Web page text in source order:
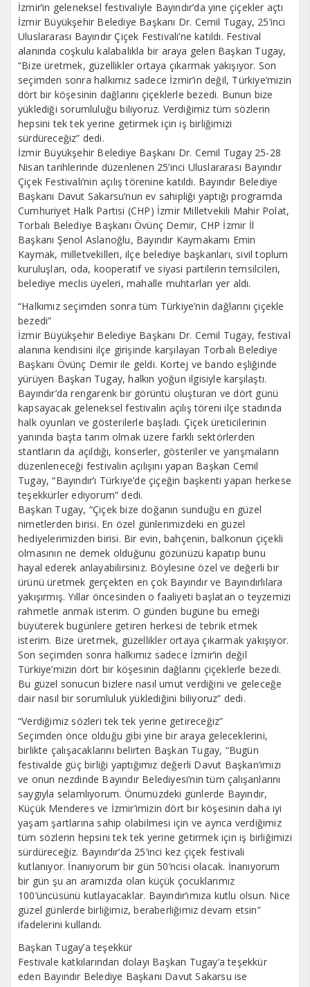
İzmir’in geleneksel festivaliyle Bayındır’da yine çiçekler açtı
İzmir Büyükşehir Belediye Başkanı Dr. Cemil Tugay, 25’inci
Uluslararası Bayındır Çiçek Festivali’ne katıldı. Festival
alanında coşkulu kalabalıkla bir araya gelen Başkan Tugay,
“Bize üretmek, güzellikler ortaya çıkarmak yakışıyor. Son
seçimden sonra halkımız sadece İzmir’in değil, Türkiye’mizin
dört bir köşesinin dağlarını çiçeklerle bezedi. Bunun bize
yüklediği sorumluluğu biliyoruz. Verdiğimiz tüm sözlerin
hepsini tek tek yerine getirmek için iş birliğimizi
sürdüreceğiz” dedi.
İzmir Büyükşehir Belediye Başkanı Dr. Cemil Tugay 25-28
Nisan tarihlerinde düzenlenen 25’inci Uluslararası Bayındır
Çiçek Festivali’nin açılış törenine katıldı. Bayındır Belediye
Başkanı Davut Sakarsu’nun ev sahipliği yaptığı programda
Cumhuriyet Halk Partisi (CHP) İzmir Milletvekili Mahir Polat,
Torbalı Belediye Başkanı Övünç Demir, CHP İzmir İl
Başkanı Şenol Aslanoğlu, Bayındır Kaymakamı Emin
Kaymak, milletvekilleri, ilçe belediye başkanları, sivil toplum
kuruluşları, oda, kooperatif ve siyasi partilerin temsilcileri,
belediye meclis üyeleri, mahalle muhtarları yer aldı.
“Halkımız seçimden sonra tüm Türkiye’nin dağlarını çiçekle
bezedi”
İzmir Büyükşehir Belediye Başkanı Dr. Cemil Tugay, festival
alanına kendisini ilçe girişinde karşılayan Torbalı Belediye
Başkanı Övünç Demir ile geldi. Kortej ve bando eşliğinde
yürüyen Başkan Tugay, halkın yoğun ilgisiyle karşılaştı.
Bayındır’da rengarenk bir görüntü oluşturan ve dört günü
kapsayacak geleneksel festivalin açılış töreni ilçe stadında
halk oyunları ve gösterilerle başladı. Çiçek üreticilerinin
yanında başta tarım olmak üzere farklı sektörlerden
stantların da açıldığı, konserler, gösteriler ve yarışmaların
düzenleneceği festivalin açılışını yapan Başkan Cemil
Tugay, “Bayındır’ı Türkiye’de çiçeğin başkenti yapan herkese
teşekkürler ediyorum” dedi.
Başkan Tugay, “Çiçek bize doğanın sunduğu en güzel
nimetlerden birisi. En özel günlerimizdeki en güzel
hediyelerimizden birisi. Bir evin, bahçenin, balkonun çiçekli
olmasının ne demek olduğunu gözünüzü kapatıp bunu
hayal ederek anlayabilirsiniz. Böylesine özel ve değerli bir
ürünü üretmek gerçekten en çok Bayındır ve Bayındırlılara
yakışırmış. Yıllar öncesinden o faaliyeti başlatan o teyzemizi
rahmetle anmak isterim. O günden bugüne bu emeği
büyüterek bugünlere getiren herkesi de tebrik etmek
isterim. Bize üretmek, güzellikler ortaya çıkarmak yakışıyor.
Son seçimden sonra halkımız sadece İzmir’in değil
Türkiye’mizin dört bir köşesinin dağlarını çiçeklerle bezedi.
Bu güzel sonucun bizlere nasıl umut verdiğini ve geleceğe
dair nasıl bir sorumluluk yüklediğini biliyoruz” dedi.
“Verdiğimiz sözleri tek tek yerine getireceğiz”
Seçimden önce olduğu gibi yine bir araya geleceklerini,
birlikte çalışacaklarını belirten Başkan Tugay, “Bugün
festivalde güç birliği yaptığımız değerli Davut Başkan’ımızı
ve onun nezdinde Bayındır Belediyesi’nin tüm çalışanlarını
saygıyla selamlıyorum. Önümüzdeki günlerde Bayındır,
Küçük Menderes ve İzmir’imizin dört bir köşesinin daha iyi
yaşam şartlarına sahip olabilmesi için ve ayrıca verdiğimiz
tüm sözlerin hepsini tek tek yerine getirmek için iş birliğimizi
sürdüreceğiz. Bayındır’da 25’inci kez çiçek festivali
kutlanıyor. İnanıyorum bir gün 50’ncisi olacak. İnanıyorum
bir gün şu an aramızda olan küçük çocuklarımız
100’üncüsünü kutlayacaklar. Bayındır’ımıza kutlu olsun. Nice
güzel günlerde birliğimiz, beraberliğimiz devam etsin”
ifadelerini kullandı.
Başkan Tugay’a teşekkür
Festivale katkılarından dolayı Başkan Tugay’a teşekkür
eden Bayındır Belediye Başkanı Davut Sakarsu ise